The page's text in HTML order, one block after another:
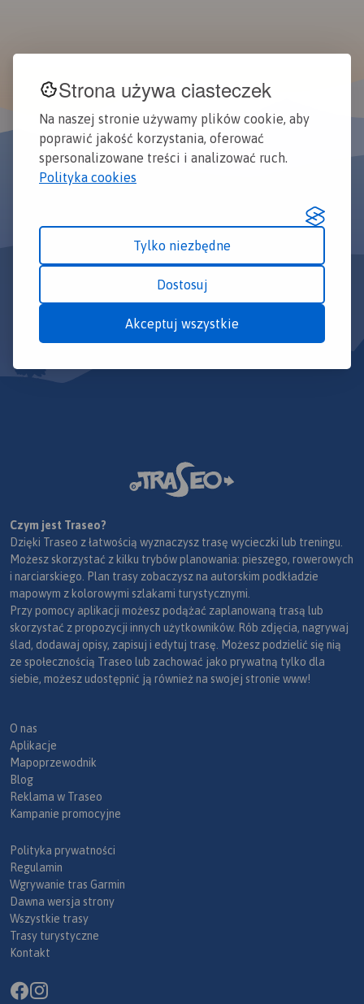
Strona używa ciasteczek
Na naszej stronie używamy plików cookie, aby
poprawić jakość korzystania, oferować
spersonalizowane treści i analizować ruch.
Polityka cookies
Tylko niezbędne
Dostosuj
Akceptuj wszystkie
Czym jest Traseo?
Dzięki Traseo z łatwością wyznaczysz trasę wycieczki lub treningu.
Możesz skorzystać z kilku trybów planowania: pieszego, rowerowych
i narciarskiego. Plan trasy zobaczysz na autorskim podkładzie
mapowym z kolorowymi szlakami turystycznymi.
Przy pomocy aplikacji możesz podążać zaplanowaną trasą lub
skorzystać z propozycji innych użytkowników. Rób zdjęcia, nagrywaj
ślad, dodawaj opisy, zapisuj i edytuj trasę. Możesz podzielić się nią
ze społecznością Traseo lub zachować jako prywatną tylko dla
siebie, możesz udostępnić ją również na swojej stronie www!
O nas
Aplikacje
Mapoprzewodnik
Blog
Reklama w Traseo
Kampanie promocyjne
Polityka prywatności
Regulamin
Wgrywanie tras Garmin
Dawna wersja strony
Wszystkie trasy
Trasy turystyczne
Kontakt